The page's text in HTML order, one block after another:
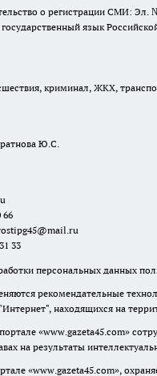
о регистрации СМИ: Эл.
язык
криминал, ЖКХ,
Ю.С.
66
33
персональных данных
рекомендательные
находящихся на
«www.gazeta45.com»
на результаты
«www.gazeta45.com»,